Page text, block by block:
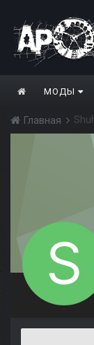
МОДЫ
Главная